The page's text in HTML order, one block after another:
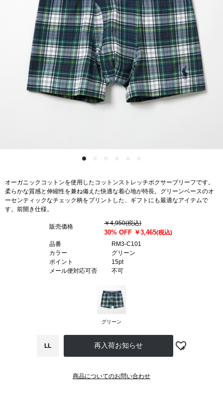
オーガニックコットンを使用したコットンストレッチボクサーブリーフです。
柔らかな質感と伸縮性を兼ね備えた快適な着心地が特長。グリーンベースのオ
ーセンティックなチェック柄をプリントした、ギフトにも最適なアイテムで
す。前開き仕様。
販売価格 ￥4,950(税込)
30% OFF ￥3,465(税込)
品番
RM3-C101
カラー
グリーン
ポイント
15pt
メール便対応可否
不可
グリーン
LL
商品についてのお問い合わせ